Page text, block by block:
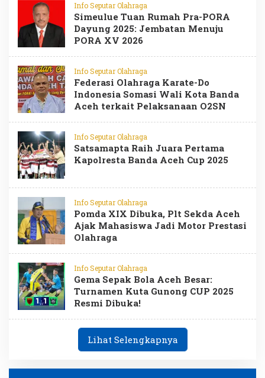
Info Seputar Olahraga
Simeulue Tuan Rumah Pra-PORA
Dayung 2025: Jembatan Menuju
PORA XV 2026
Info Seputar Olahraga
Federasi Olahraga Karate-Do
Indonesia Somasi Wali Kota Banda
Aceh terkait Pelaksanaan O2SN
Info Seputar Olahraga
Satsamapta Raih Juara Pertama
Kapolresta Banda Aceh Cup 2025
Info Seputar Olahraga
Pomda XIX Dibuka, Plt Sekda Aceh
Ajak Mahasiswa Jadi Motor Prestasi
Olahraga
Info Seputar Olahraga
Gema Sepak Bola Aceh Besar:
Turnamen Kuta Gunong CUP 2025
Resmi Dibuka!
Lihat Selengkapnya